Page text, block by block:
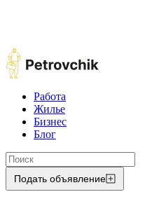
Работа
Жилье
Бизнес
Блог
Подать объявление